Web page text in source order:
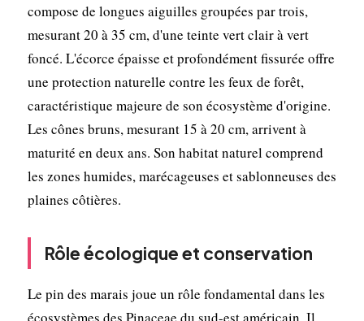
compose de longues aiguilles groupées par trois,
mesurant 20 à 35 cm, d'une teinte vert clair à vert
foncé. L'écorce épaisse et profondément fissurée offre
une protection naturelle contre les feux de forêt,
caractéristique majeure de son écosystème d'origine.
Les cônes bruns, mesurant 15 à 20 cm, arrivent à
maturité en deux ans. Son habitat naturel comprend
les zones humides, marécageuses et sablonneuses des
plaines côtières.
Rôle écologique et conservation
Le pin des marais joue un rôle fondamental dans les